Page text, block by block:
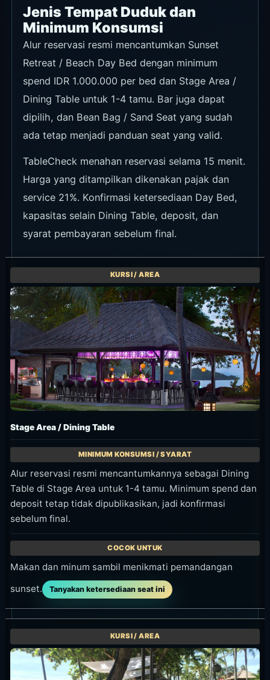
Jenis Tempat Duduk dan
Minimum Konsumsi
Alur reservasi resmi mencantumkan Sunset
Retreat / Beach Day Bed dengan minimum
spend IDR 1.000.000 per bed dan Stage Area /
Dining Table untuk 1-4 tamu. Bar juga dapat
dipilih, dan Bean Bag / Sand Seat yang sudah
ada tetap menjadi panduan seat yang valid.
TableCheck menahan reservasi selama 15 menit.
Harga yang ditampilkan dikenakan pajak dan
service 21%. Konfirmasi ketersediaan Day Bed,
kapasitas selain Dining Table, deposit, dan
syarat pembayaran sebelum final.
Stage Area / Dining Table
Alur reservasi resmi mencantumkannya sebagai Dining
Table di Stage Area untuk 1-4 tamu. Minimum spend dan
deposit tetap tidak dipublikasikan, jadi konfirmasi
sebelum final.
Makan dan minum sambil menikmati pemandangan
sunset.
Tanyakan ketersediaan seat ini